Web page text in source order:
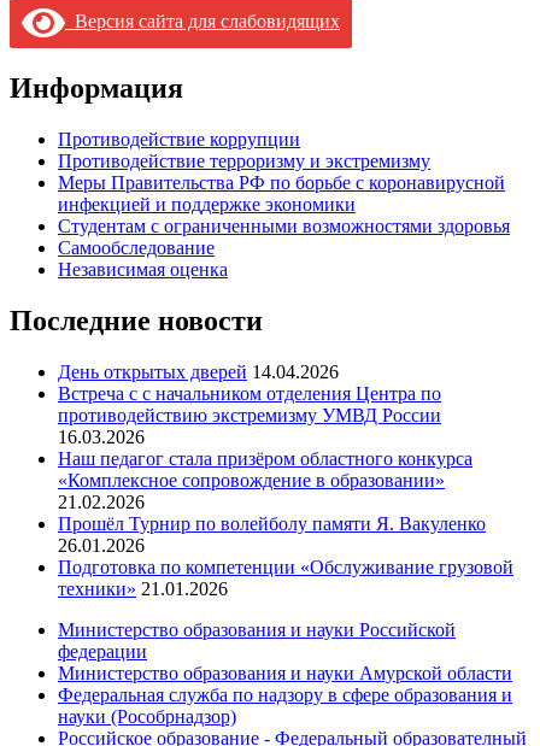
Версия сайта для слабовидящих
Информация
Противодействие коррупции
Противодействие терроризму и экстремизму
Меры Правительства РФ по борьбе с коронавирусной
инфекцией и поддержке экономики
Студентам с ограниченными возможностями здоровья
Самообследование
Независимая оценка
Последние новости
День открытых дверей 14.04.2026
Встреча с с начальником отделения Центра по
противодействию экстремизму УМВД России
16.03.2026
Наш педагог стала призёром областного конкурса
«Комплексное сопровождение в образовании»
21.02.2026
Прошёл Турнир по волейболу памяти Я. Вакуленко
26.01.2026
Подготовка по компетенции «Обслуживание грузовой
техники» 21.01.2026
Министерство образования и науки Российской
федерации
Министерство образования и науки Амурской области
Федеральная служба по надзору в сфере образования и
науки (Рособрнадзор)
Российское образование - Федеральный образователный